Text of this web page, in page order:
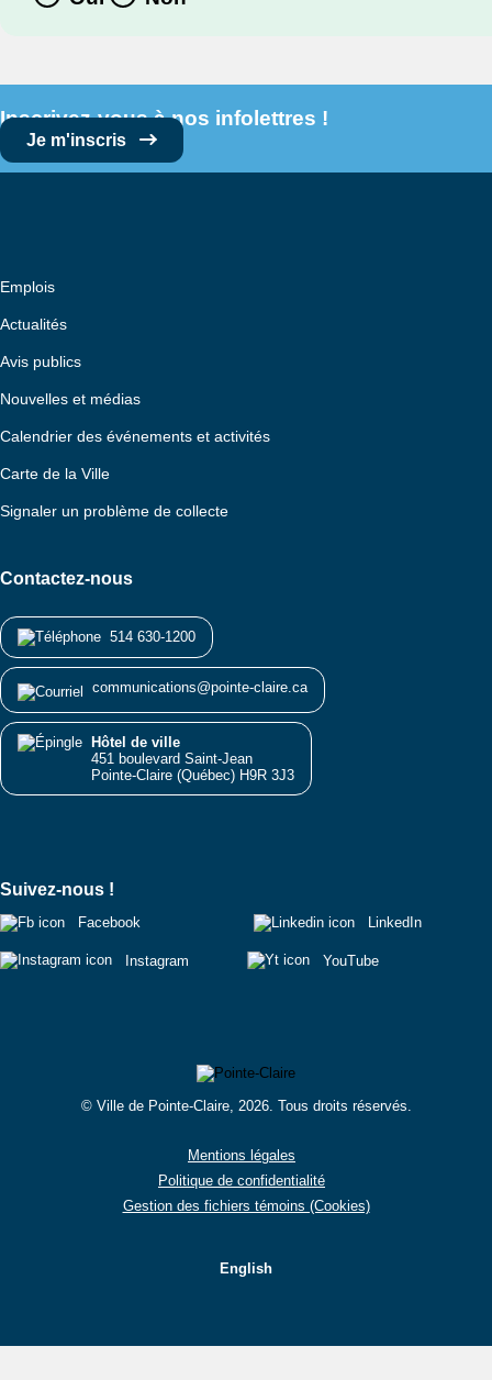
Inscrivez-vous à nos infolettres !
Je m'inscris
Emplois
Actualités
Avis publics
Nouvelles et médias
Calendrier des événements et activités
Carte de la Ville
Signaler un problème de collecte
Contactez-nous
514 630-1200
communications@pointe-claire.ca
Hôtel de ville
451 boulevard Saint-Jean
Pointe-Claire (Québec) H9R 3J3
Suivez-nous !
Facebook
Instagram
LinkedIn
YouTube
© Ville de Pointe-Claire, 2026. Tous droits réservés.
Mentions légales
Politique de confidentialité
Gestion des fichiers témoins (Cookies)
English